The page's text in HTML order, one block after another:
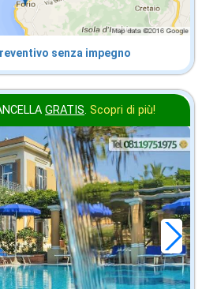
senza impegno
GRATIS. Scopri di più!